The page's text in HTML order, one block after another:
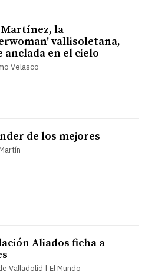
la
vallisoletana,
anclada en el cielo
Velasco
de los mejores
Aliados ficha a
Valladolid | El Mundo